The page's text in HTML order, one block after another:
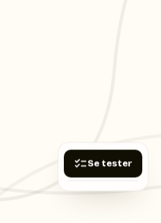
Se tester